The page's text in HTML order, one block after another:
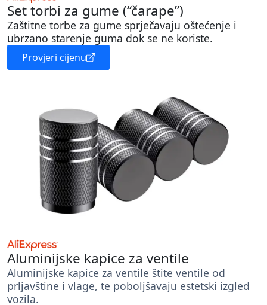
Set torbi za gume (“čarape”)
Zaštitne torbe za gume sprječavaju oštećenje i
ubrzano starenje guma dok se ne koriste.
Provjeri cijenu
Aluminijske kapice za ventile
Aluminijske kapice za ventile štite ventile od
prljavštine i vlage, te poboljšavaju estetski izgled
vozila.